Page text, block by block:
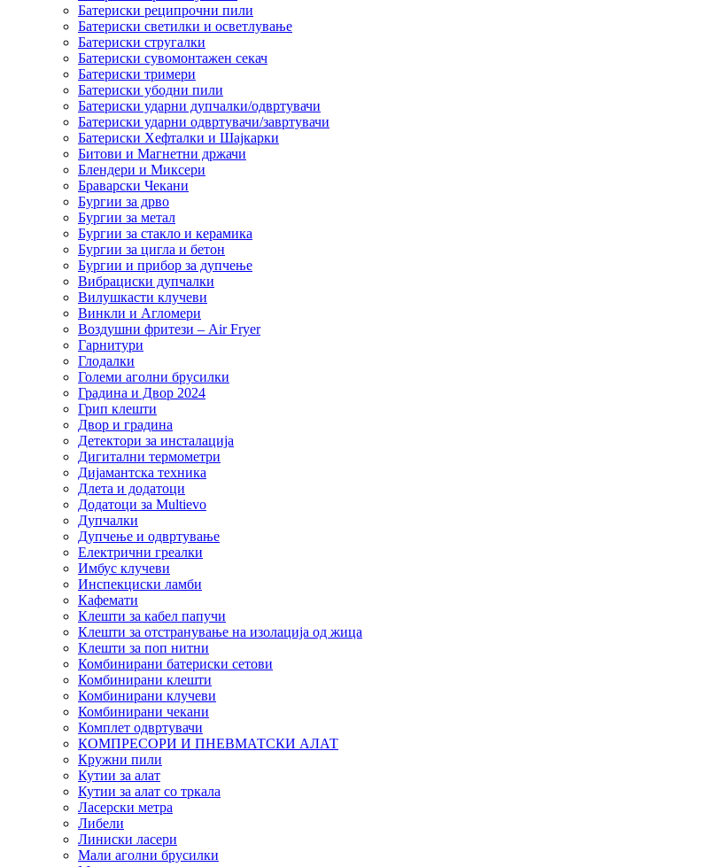
Батериски реципрочни пили
Батериски светилки и осветлување
Батериски стругалки
Батериски сувомонтажен секач
Батериски тримери
Батериски убодни пили
Батериски ударни дупчалки/одвртувачи
Батериски ударни одвртувачи/завртувачи
Батериски Хефталки и Шајкарки
Битови и Магнетни држачи
Блендери и Миксери
Браварски Чекани
Бургии за дрво
Бургии за метал
Бургии за стакло и керамика
Бургии за цигла и бетон
Бургии и прибор за дупчење
Вибрациски дупчалки
Вилушкасти клучеви
Винкли и Агломери
Воздушни фритези – Air Fryer
Гарнитури
Глодалки
Големи аголни брусилки
Градина и Двор 2024
Грип клешти
Двор и градина
Детектори за инсталација
Дигитални термометри
Дијамантска техника
Длета и додатоци
Додатоци за Multievo
Дупчалки
Дупчење и одвртување
Електрични греалки
Имбус клучеви
Инспекциски ламби
Кафемати
Клешти за кабел папучи
Клешти за отстранување на изолација од жица
Клешти за поп нитни
Комбинирани батериски сетови
Комбинирани клешти
Комбинирани клучеви
Комбинирани чекани
Комплет одвртувачи
КОМПРЕСОРИ И ПНЕВМАТСКИ АЛАТ
Кружни пили
Кутии за алат
Кутии за алат со тркала
Ласерски метра
Либели
Линиски ласери
Мали аголни брусилки